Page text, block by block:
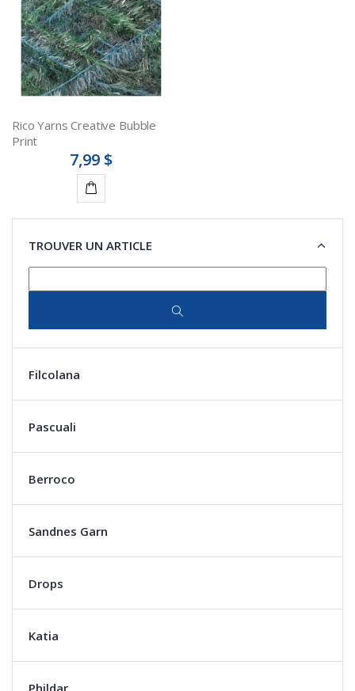
Rico Yarns Creative Bubble
Print
7,99 $
TROUVER UN ARTICLE
Filcolana
Pascuali
Berroco
Sandnes Garn
Drops
Katia
Phildar